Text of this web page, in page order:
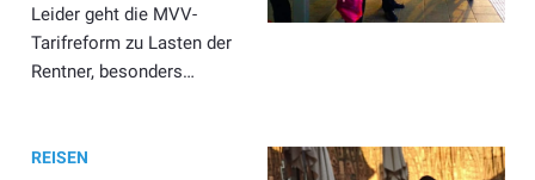
Leider geht die MVV-
Tarifreform zu Lasten der
Rentner, besonders…
REISEN